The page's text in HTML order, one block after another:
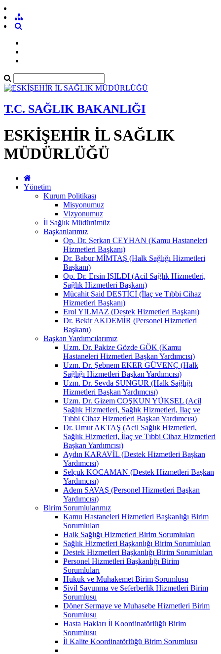
T.C. SAĞLIK BAKANLIĞI
ESKİŞEHİR İL SAĞLIK
MÜDÜRLÜĞÜ
Yönetim
Kurum Politikası
Misyonumuz
Vizyonumuz
İl Sağlık Müdürümüz
Başkanlarımız
Op. Dr. Serkan CEYHAN (Kamu Hastaneleri
Hizmetleri Başkanı)
Dr. Babur MİMTAŞ (Halk Sağlığı Hizmetleri
Başkanı)
Op. Dr. Ersin IŞILDI (Acil Sağlık Hizmetleri,
Sağlık Hizmetleri Başkanı)
Mücahit Said DESTİCİ (İlaç ve Tıbbi Cihaz
Hizmetleri Başkanı)
Erol YILMAZ (Destek Hizmetleri Başkanı)
Dr. Bekir AKDEMİR (Personel Hizmetleri
Başkanı)
Başkan Yardımcılarımız
Uzm. Dr. Pakize Gözde GÖK (Kamu
Hastaneleri Hizmetleri Başkan Yardımcısı)
Uzm. Dr. Şebnem EKER GÜVENÇ (Halk
Sağlığı Hizmetleri Başkan Yardımcısı)
Uzm. Dr. Sevda SUNGUR (Halk Sağlığı
Hizmetleri Başkan Yardımcısı)
Uzm. Dr. Gizem COŞKUN YÜKSEL (Acil
Sağlık Hizmetleri, Sağlık Hizmetleri, İlaç ve
Tıbbi Cihaz Hizmetleri Başkan Yardımcısı)
Dr. Umut AKTAŞ (Acil Sağlık Hizmetleri,
Sağlık Hizmetleri, İlaç ve Tıbbi Cihaz Hizmetleri
Başkan Yardımcısı)
Aydın KARAVİL (Destek Hizmetleri Başkan
Yardımcısı)
Selçuk KOCAMAN (Destek Hizmetleri Başkan
Yardımcısı)
Adem SAVAŞ (Personel Hizmetleri Başkan
Yardımcısı)
Birim Sorumlularımız
Kamu Hastaneleri Hizmetleri Başkanlığı Birim
Sorumluları
Halk Sağlığı Hizmetleri Birim Sorumluları
Sağlık Hizmetleri Başkanlığı Birim Sorumluları
Destek Hizmetleri Başkanlığı Birim Sorumluları
Personel Hizmetleri Başkanlığı Birim
Sorumluları
Hukuk ve Muhakemet Birim Sorumlusu
Sivil Savunma ve Seferberlik Hizmetleri Birim
Sorumlusu
Döner Sermaye ve Muhasebe Hizmetleri Birim
Sorumlusu
Hasta Hakları İl Koordinatörlüğü Birim
Sorumlusu
İl Kalite Koordinatörlüğü Birim Sorumlusu